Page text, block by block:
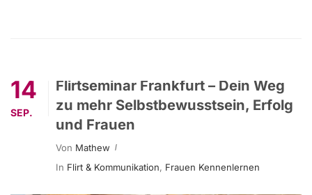
14
SEP.
Flirtseminar Frankfurt – Dein Weg
zu mehr Selbstbewusstsein, Erfolg
und Frauen
Von Mathew
In Flirt & Kommunikation, Frauen Kennenlernen